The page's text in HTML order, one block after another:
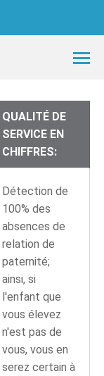
QUALITÉ DE
SERVICE EN
CHIFFRES:
Détection de
100% des
absences de
relation de
paternité;
ainsi, si
l'enfant que
vous élevez
n'est pas de
vous, vous en
serez certain à